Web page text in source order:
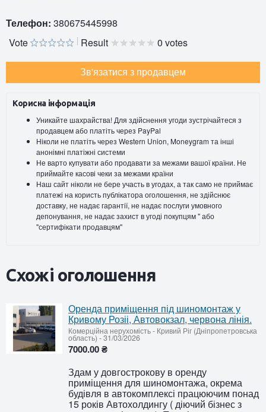
Телефон: 380675445998
Vote
Result 0 votes
Зв'язатися з продавцем
Корисна інформація
Уникайте шахрайства! Для здійснення угоди зустрічайтеся з
продавцем або платіть через PayPal
Ніколи не платіть через Western Union, Moneygram та інші
анонімні платіжні системи
Не варто купувати або продавати за межами вашої країни. Не
приймайте касові чеки за межами країни
Наш сайт ніколи не бере участь в угодах, а так само не приймає
платежі на користь публікатора оголошення, не здійснює
доставку, не надає гарантії, не надає послуги умовного
депонування, не надає захист в угоді покупцям " або
"сертифікати продавцям"
Схожі оголошення
Оренда приміщення під шиномонтаж у
Кривому Розіі, Автовокзал, червона лінія.
Комерційна нерухомість- Кривий Ріг (Дніпропетровська
область) -31/03/2026
7000.00 ₴
Здам у довгострокову в оренду
приміщення для шиномонтажа, окрема
будівля в автокомплексі працюючим понад
15 років Автохолдингу ( діючий бізнес з